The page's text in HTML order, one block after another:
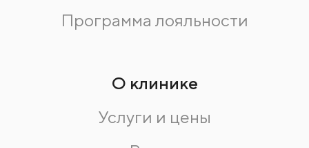
Программа лояльности
О клинике
Услуги и цены